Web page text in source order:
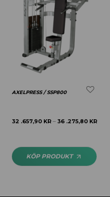
AXELPRESS / SSP800
32 .657,90 KR – 36 .275,80 KR
KÖP PRODUKT